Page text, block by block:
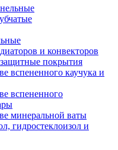
и конвекторов
покрытия
вспененного каучука и
вспененного
минеральной ваты
гидростеклоизол и